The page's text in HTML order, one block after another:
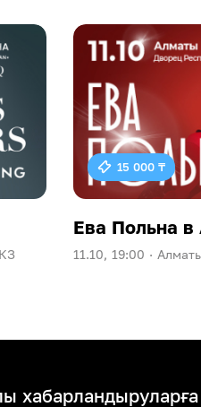
15 000 ₸
Ева Польна в
11.10, 19:00 ·
хабарландыруларға